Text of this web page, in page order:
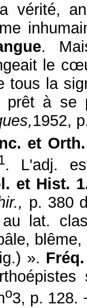
vérité,
.
le
tous la
prêt à se
1952,
et
. L'adj.
et Hist.
p. 380
au lat.
».
o3, p. 128.